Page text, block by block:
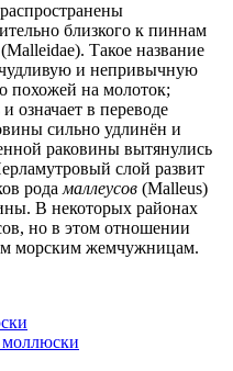
близкого к пиннам
(Malleidae). Такое название
и непривычную
похожей на молоток;
означает в переводе
сильно удлинён и
раковины вытянулись
слой развит
рода маллеусов (Malleus)
В некоторых районах
но в этом отношении
морским жемчужницам.
моллюски